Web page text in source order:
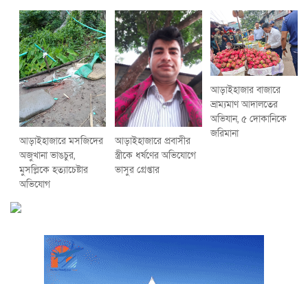
আড়াইহাজারে মস‌জি‌দের
অজুখানা ভাঙচুর,
মুসল্লিকে হত্যাচেষ্টার
অভিযোগ
আড়াইহাজারে প্রবাসীর
স্ত্রীকে ধর্ষণের অভিযোগে
ভাসুর গ্রেপ্তার
আড়াইহাজার বাজারে
ভ্রাম্যমাণ আদালতের
অভিযান, ৫ দোকানিকে
জরিমানা